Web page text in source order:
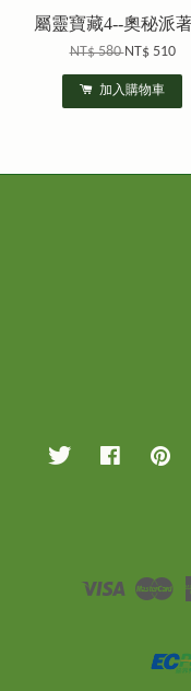
屬靈寶藏4--奧秘派
NT$ 580NT$ 510
加入購物車
Twitter Facebook
Visa